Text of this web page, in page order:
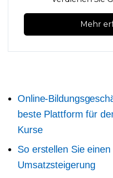
Mehr
Online-
beste Plattform für
Kurse
So erstellen Sie
Umsatzsteigerung